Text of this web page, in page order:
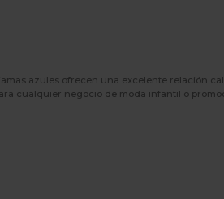
azules ofrecen una excelente relación
cualquier negocio de moda infantil o